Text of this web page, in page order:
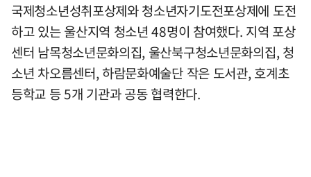
국제청소년성취포상제와 청소년자기도전포상제에 도전
하고 있는 울산지역 청소년 48명이 참여했다. 지역 포상
센터 남목청소년문화의집, 울산북구청소년문화의집, 청
소년 차오름센터, 하람문화예술단 작은 도서관, 호계초
등학교 등 5개 기관과 공동 협력한다.